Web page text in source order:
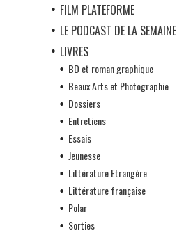
FILM PLATEFORME
LE PODCAST DE LA SEMAINE
LIVRES
BD et roman graphique
Beaux Arts et Photographie
Dossiers
Entretiens
Essais
Jeunesse
Littérature Etrangère
Littérature française
Polar
Sorties